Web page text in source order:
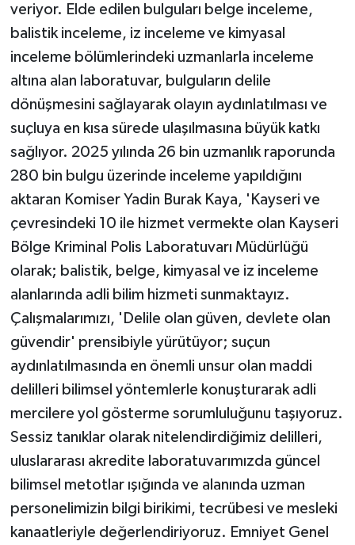
veriyor. Elde edilen bulguları belge inceleme,
balistik inceleme, iz inceleme ve kimyasal
inceleme bölümlerindeki uzmanlarla inceleme
altına alan laboratuvar, bulguların delile
dönüşmesini sağlayarak olayın aydınlatılması ve
suçluya en kısa sürede ulaşılmasına büyük katkı
sağlıyor. 2025 yılında 26 bin uzmanlık raporunda
280 bin bulgu üzerinde inceleme yapıldığını
aktaran Komiser Yadin Burak Kaya, 'Kayseri ve
çevresindeki 10 ile hizmet vermekte olan Kayseri
Bölge Kriminal Polis Laboratuvarı Müdürlüğü
olarak; balistik, belge, kimyasal ve iz inceleme
alanlarında adli bilim hizmeti sunmaktayız.
Çalışmalarımızı, 'Delile olan güven, devlete olan
güvendir' prensibiyle yürütüyor; suçun
aydınlatılmasında en önemli unsur olan maddi
delilleri bilimsel yöntemlerle konuşturarak adli
mercilere yol gösterme sorumluluğunu taşıyoruz.
Sessiz tanıklar olarak nitelendirdiğimiz delilleri,
uluslararası akredite laboratuvarımızda güncel
bilimsel metotlar ışığında ve alanında uzman
personelimizin bilgi birikimi, tecrübesi ve mesleki
kanaatleriyle değerlendiriyoruz. Emniyet Genel